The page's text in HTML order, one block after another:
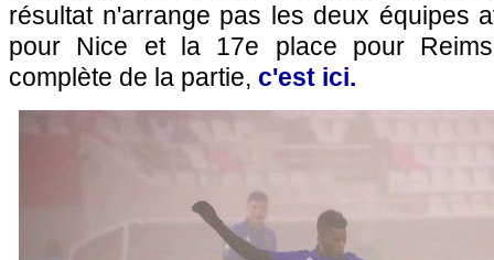
résultat n'arrange pas les deux équipes
pour Nice et la 17e place pour
complète de la partie, c'est ici.